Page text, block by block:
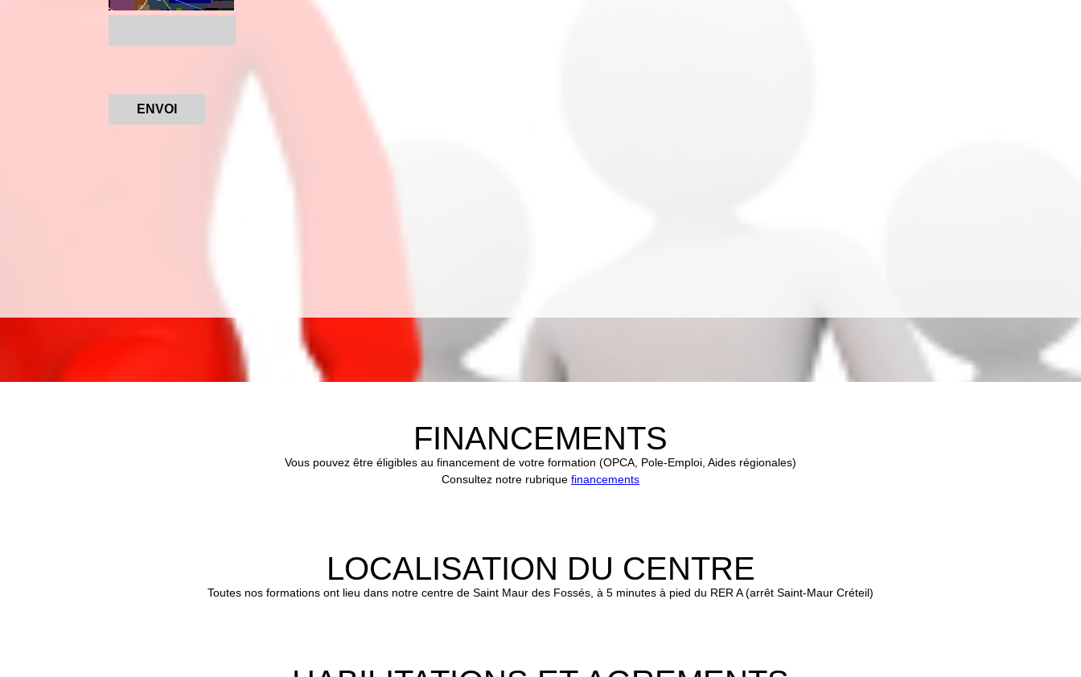
ENVOI
FINANCEMENTS
Vous pouvez être éligibles au financement de votre formation (OPCA, Pole-Emploi, Aides régionales)
Consultez notre rubrique financements
LOCALISATION DU CENTRE
Toutes nos formations ont lieu dans notre centre de Saint Maur des Fossés, à 5 minutes à pied du RER A (arrêt Saint-Maur Créteil)